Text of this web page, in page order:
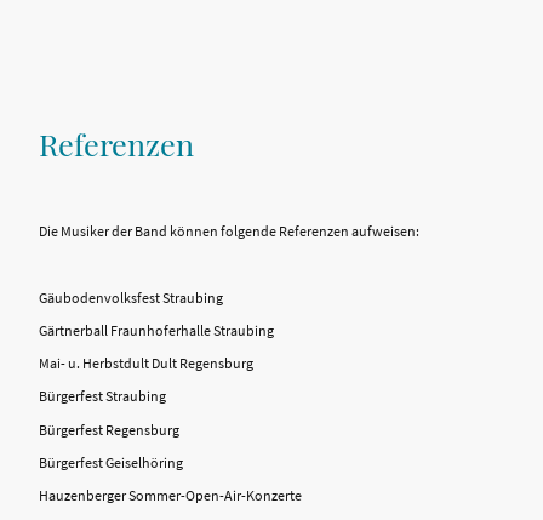
Referenzen
Die Musiker der Band können folgende Referenzen aufweisen:
Gäubodenvolksfest Straubing
Gärtnerball Fraunhoferhalle Straubing
Mai- u. Herbstdult Dult Regensburg
Bürgerfest Straubing
Bürgerfest Regensburg
Bürgerfest Geiselhöring
Hauzenberger Sommer-Open-Air-Konzerte